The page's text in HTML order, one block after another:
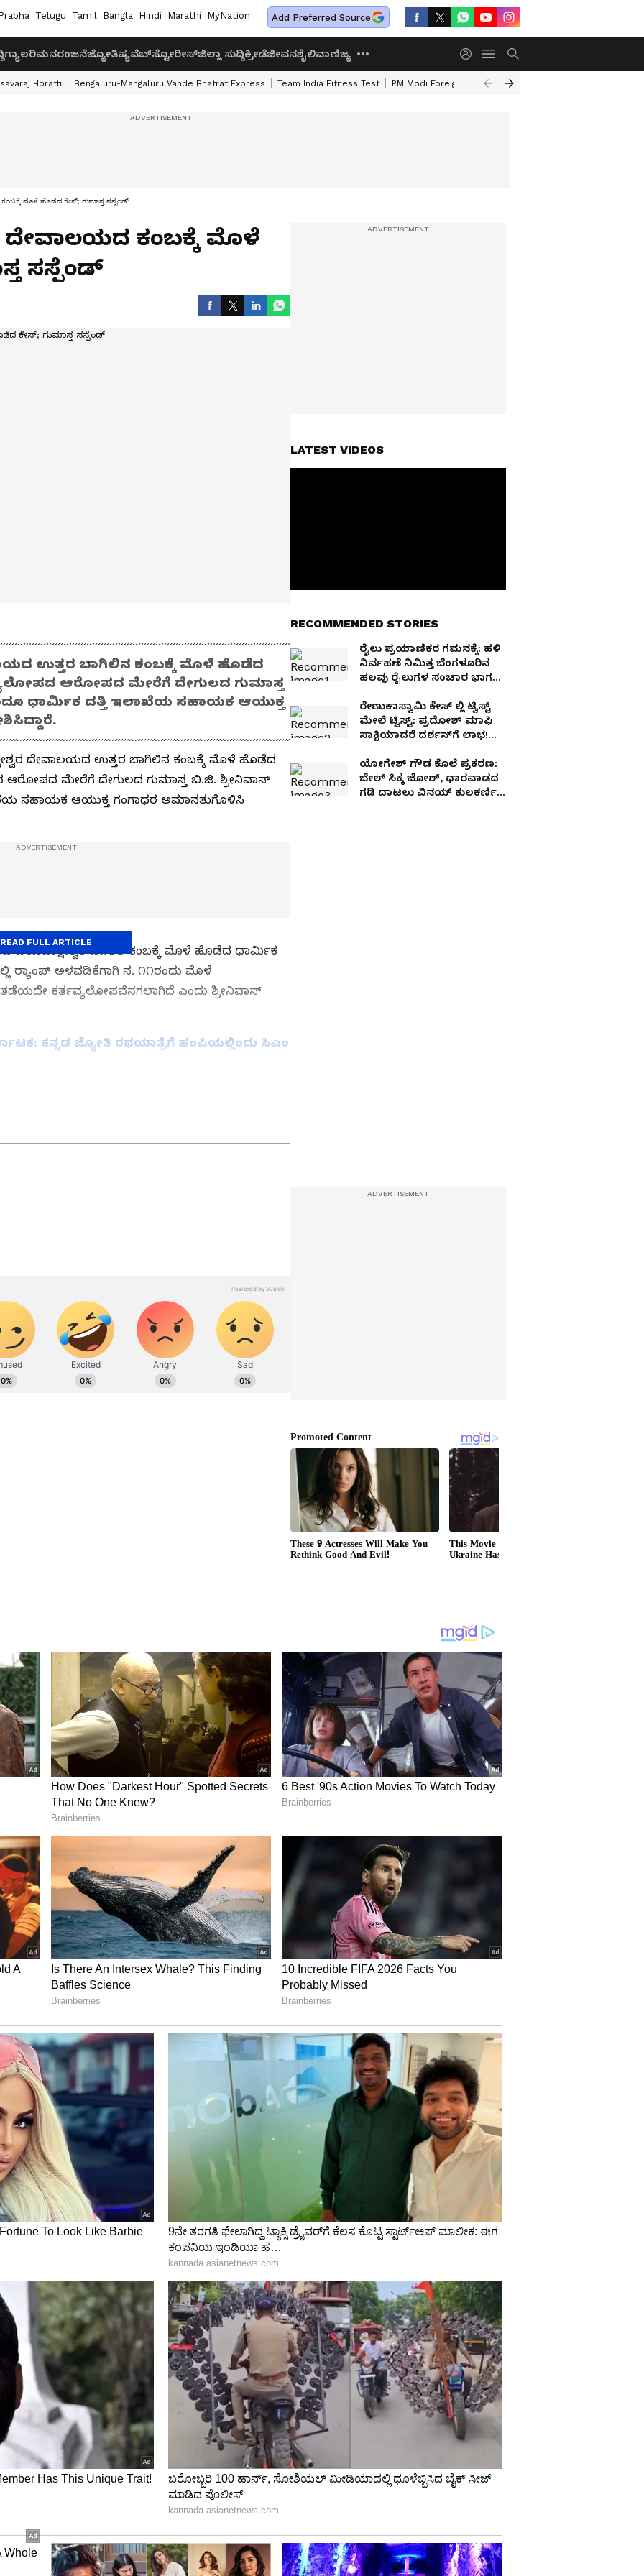
Telugu Tamil Bangla Hindi Marathi MyNation Add Preferred Source
ಗ್ಯಾಲರಿಮನರಂಜನೆಜ್ಯೋತಿಷ್ಯವೆಬ್‌ಸ್ಟೋರೀಸ್ಜಿಲ್ಲಾ ಸುದ್ದಿಕ್ರೀಡೆಜೀವನಶೈಲಿವಾಣಿಜ್ಯ
Horatti Bengaluru-Mangaluru Vande Bhatrat Express Team India Fitness Test PM Modi Foreign Travel Expenditure
ಮೊಳೆ ಹೊಡೆದ ಕೇಸ್; ಗುಮಾಸ್ತ ಸಸ್ಪೆಂಡ್‌
ದೇವಾಲಯದ ಕಂಬಕ್ಕೆ ಮೊಳೆ
ಸಸ್ಪೆಂಡ್‌
ಉತ್ತರ ಬಾಗಿಲಿನ ಕಂಬಕ್ಕೆ ಮೊಳೆ ಹೊಡೆದ
ಆರೋಪದ ಮೇರೆಗೆ ದೇಗುಲದ ಗುಮಾಸ್ತ
ಧಾರ್ಮಿಕ ದತ್ತಿ ಇಲಾಖೆಯ ಸಹಾಯಕ ಆಯುಕ್ತ
ದೇವಾಲಯದ ಉತ್ತರ ಬಾಗಿಲಿನ ಕಂಬಕ್ಕೆ ಮೊಳೆ ಹೊಡೆದ
ಆರೋಪದ ಮೇರೆಗೆ ದೇಗುಲದ ಗುಮಾಸ್ತ ಬಿ.ಜಿ. ಶ್ರೀನಿವಾಸ್
ಸಹಾಯಕ ಆಯುಕ್ತ ಗಂಗಾಧರ ಅಮಾನತುಗೊಳಿಸಿ
ದೇಗುಲ ಕಂಬಕ್ಕೆ ಮೊಳೆ ಹೊಡೆದ ಧಾರ್ಮಿಕ
ರ‍್ಯಾಂಪ್ ಅಳವಡಿಕೆಗಾಗಿ ನ. ೧೧ರಂದು ಮೊಳೆ
ಕರ್ತವ್ಯಲೋಪವೆಸಗಲಾಗಿದೆ ಎಂದು ಶ್ರೀನಿವಾಸ್
ಕನ್ನಡ ಜ್ಯೋತಿ ರಥಯಾತ್ರೆಗೆ ಹಂಪಿಯಲ್ಲಿಂದು ಸಿಎಂ
ಬರುತ್ತದೆ. ಹೀಗಾಗಿ ಇಲ್ಲಿ ಏನೇ ಕಾಮಗಾರಿ ಕೈಗೆತ್ತಿಕೊಳ್ಳುವ
ಮರ ಕಳವು:
ತಾಣ. ನಿತ್ಯ ಸಾವಿರಾರು ಪ್ರವಾಸಿಗರು ಬಂದು ಹೋಗ್ತಾರೆ.
ಹಗಲಿರುಳು ಕಾಯಲು ಸೆಕ್ಯೂರಿಟಿ ಗಾರ್ಡ್ಗಳಿದ್ರೂ ಇಲ್ಲಿ
ಇವೆ.bಕಳೆದ ವಾರವಷ್ಟೇ ಸ್ಮಾರಕಕ್ಕೆ ಮೊಳೆ ಹೊಡೆದಿದ್ದು
ಅಮಾನತು ಕೂಡ ಆಗಿದೆ. ಹಂಪಿ ಆವರಣದಲ್ಲಿ ಶ್ರೀಗಂಧ ಮರ
READ FULL ARTICLE
ವಾಣಿಜ್ಯ, ಕ್ರೀಡೆ, ಮನೋರಂಜನೆ ಸೇರಿ ವೈವಿಧ್ಯಮಯ ಸುದ್ದಿಗಳ
ಅಸ್ಮಿತೆಯ ಸಂಕೇತ. ಸದಾ ಕರುನಾಡು, ನುಡಿ, ಸಂಸ್ಕೃತಿ ಪರ ಧ್ವನಿ
ಸುದ್ದಿಗಳು ಸುವರ್ಣ ನ್ಯೂಸ್ ವೆಬ್‌ಸೈಟಲ್ಲೂ ಲಭ್ಯ.
LATEST VIDEOS
RECOMMENDED STORIES
ರೈಲು ಪ್ರಯಾಣಿಕರ ಗಮನಕ್ಕೆ: ಹಳಿ
ನಿರ್ವಹಣೆ ನಿಮಿತ್ತ ಬೆಂಗಳೂರಿನ
ಹಲವು ರೈಲುಗಳ ಸಂಚಾರ ಭಾಗಶಃ
ರೇಣುಕಾಸ್ವಾಮಿ ಕೇಸ್ ಲ್ಲಿ ಟ್ವಿಸ್ಟ್
ಮೇಲೆ ಟ್ವಿಸ್ಟ್: ಪ್ರದೋಶ್ ಮಾಫಿ
ಸಾಕ್ಷಿಯಾದರೆ ದರ್ಶನ್‌ಗೆ ಲಾಭ!
ಯೋಗೇಶ್ ಗೌಡ ಕೊಲೆ ಪ್ರಕರಣ:
ಬೇಲ್ ಸಿಕ್ಕ ಜೋಶ್, ಧಾರವಾಡದ
ಗಡಿ ದಾಟಲು ವಿನಯ್ ಕುಲಕರ್ಣಿ